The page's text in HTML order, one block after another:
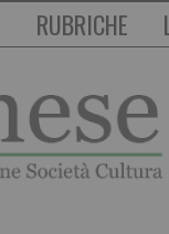
RUBRICHE